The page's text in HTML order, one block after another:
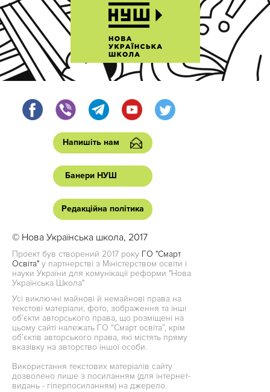
Напишіть нам
Банери НУШ
Редакційна політика
© Нова Українська школа, 2017
Проект був створений 2017 року ГО "Смарт
Освіта" у партнерстві з Міністерством освіти і
науки України для комунікації реформи "Нова
Українська Школа"
Усі виключні майнові й немайнові права на
текстові матеріали, фото, зображення та інші
об’єкти авторського права, що розміщені на
цьому сайті належать ГО “Смарт освіта”, крім
об’єктів авторського права, які містять пряму
вказівку на авторство іншої особи.
Використання текстових матеріалів сайту
дозволено лише з посиланням (для інтернет-
видань - гіперпосиланням) на джерело.